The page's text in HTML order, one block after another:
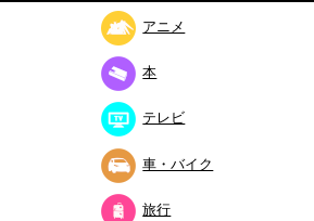
アニメ
本
テレビ
車・バイク
旅行